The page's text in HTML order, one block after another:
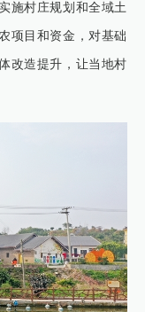
施村庄规划和全域土
项目和资金，对基础
改造提升，让当地村